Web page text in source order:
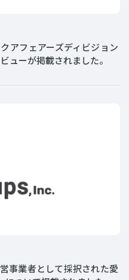
アフェアーズディビジョン
ューが掲載されました。
事業者として採択された愛